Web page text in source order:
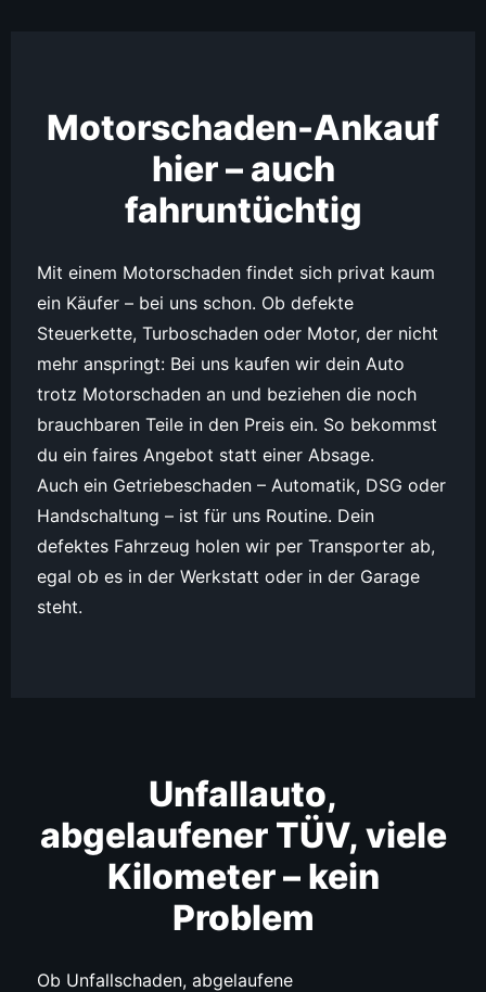
Motorschaden-Ankauf
hier – auch
fahruntüchtig
Mit einem Motorschaden findet sich privat kaum
ein Käufer – bei uns schon. Ob defekte
Steuerkette, Turboschaden oder Motor, der nicht
mehr anspringt: Bei uns kaufen wir dein Auto
trotz Motorschaden an und beziehen die noch
brauchbaren Teile in den Preis ein. So bekommst
du ein faires Angebot statt einer Absage.
Auch ein Getriebeschaden – Automatik, DSG oder
Handschaltung – ist für uns Routine. Dein
defektes Fahrzeug holen wir per Transporter ab,
egal ob es in der Werkstatt oder in der Garage
steht.
Unfallauto,
abgelaufener TÜV, viele
Kilometer – kein
Problem
Ob Unfallschaden, abgelaufene